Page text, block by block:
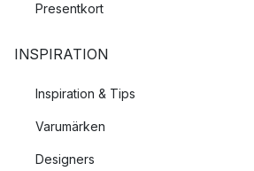
Presentkort
INSPIRATION
Inspiration & Tips
Varumärken
Designers